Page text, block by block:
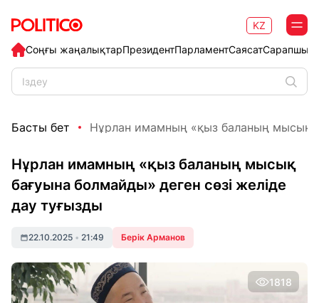
Соңғы жаңалықтарПрезидентПарламентСаясат
KZ
Басты бет Нұрлан имамның «қыз баланың мысық
Нұрлан имамның «қыз баланың мысық
бағуына болмайды» деген сөзі желіде
дау туғызды
22.10.2025 • 21:49 Берік Арманов
1818